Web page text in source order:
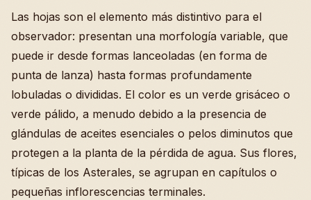
Las hojas son el elemento más distintivo para el
observador: presentan una morfología variable, que
puede ir desde formas lanceoladas (en forma de
punta de lanza) hasta formas profundamente
lobuladas o divididas. El color es un verde grisáceo o
verde pálido, a menudo debido a la presencia de
glándulas de aceites esenciales o pelos diminutos que
protegen a la planta de la pérdida de agua. Sus flores,
típicas de los Asterales, se agrupan en capítulos o
pequeñas inflorescencias terminales.